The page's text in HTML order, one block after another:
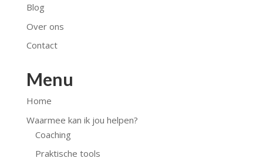
Blog
Over ons
Contact
Menu
Home
Waarmee kan ik jou helpen?
Coaching
Praktische tools